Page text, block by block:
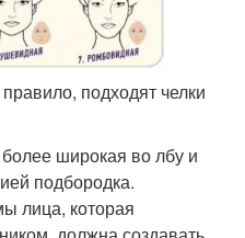
подходят челки
широкая во лбу и
подбородка.
лица, которая